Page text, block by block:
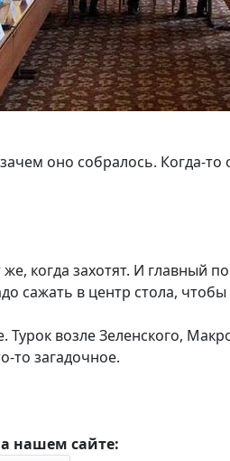
оно собралось. Когда-
когда захотят. И главный
сажать в центр стола,
Турок возле Зеленского,
то загадочное.
нашем сайте: